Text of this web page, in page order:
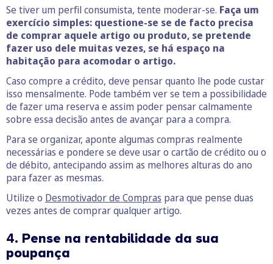
Se tiver um perfil consumista, tente moderar-se. Faça um
exercício simples: questione-se se de facto precisa
de comprar aquele artigo ou produto, se pretende
fazer uso dele muitas vezes, se há espaço na
habitação para acomodar o artigo.
Caso compre a crédito, deve pensar quanto lhe pode custar
isso mensalmente. Pode também ver se tem a possibilidade
de fazer uma reserva e assim poder pensar calmamente
sobre essa decisão antes de avançar para a compra.
Para se organizar, aponte algumas compras realmente
necessárias e pondere se deve usar o cartão de crédito ou o
de débito, antecipando assim as melhores alturas do ano
para fazer as mesmas.
Utilize o Desmotivador de Compras para que pense duas
vezes antes de comprar qualquer artigo.
4. Pense na rentabilidade da sua
poupança